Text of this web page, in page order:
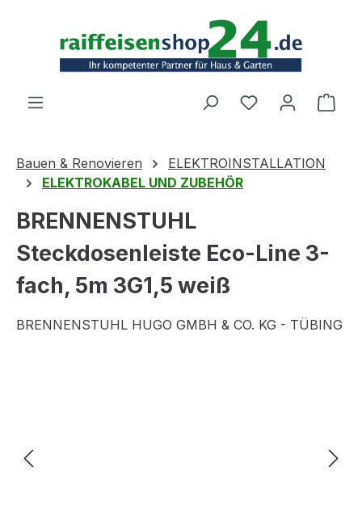
Bauen & Renovieren
ELEKTROINSTALLATION
ELEKTROKABEL UND ZUBEHÖR
BRENNENSTUHL
Steckdosenleiste Eco-Line 3-
fach, 5m 3G1,5 weiß
BRENNENSTUHL HUGO GMBH & CO. KG - TÜBING